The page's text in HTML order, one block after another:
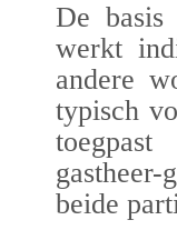
De
werkt
andere
typisch
beide